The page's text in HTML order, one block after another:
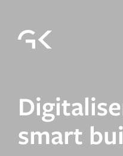
smart